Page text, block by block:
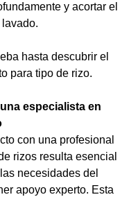
y acortar el
hasta descubrir el
para tipo de rizo.
especialista en
con una profesional
rizos resulta esencial
necesidades del
apoyo experto. Esta